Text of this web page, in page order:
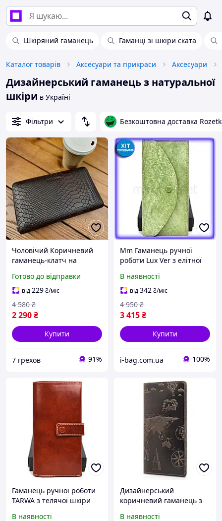
Шкіряний гаманець Гаманці зі шкіри ската
Каталог товарів Аксесуари та прикраси Аксесуари
Дизайнерський гаманець з натуральної
шкіри в Україні
Фільтри Безкоштовна доставка
Чоловічий Коричневий
гаманець-клатч на
картки із натуральної
шкіри Marco Coverna
MC086-5901С
Готово до відправки
від229₴/міс
2 290₴
4 580 ₴
Купити
7 грехов 91%
Mm Гаманець ручної
роботи Lux Ver з елітної
зелений дизайнерський
для зберігання д Maxi7\Q
В наявності
від342₴/міс
3 415₴
4 950 ₴
Купити
i-bag.com.ua 100%
Гаманець ручної роботи
TARWA з телячої шкіри
В наявності
Дизайнерський
коричневий гаманець з
В наявності